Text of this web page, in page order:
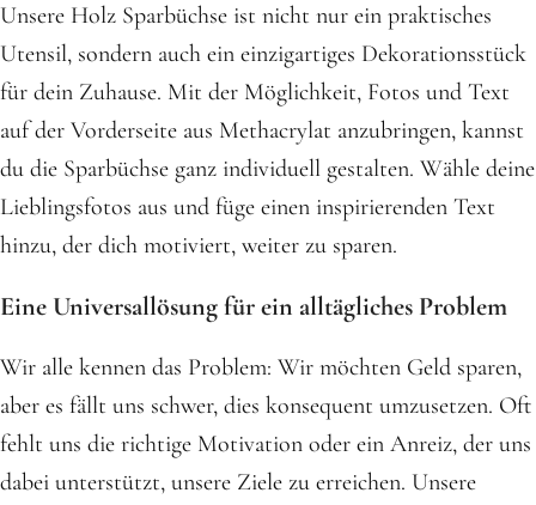
Unsere Holz Sparbüchse ist nicht nur ein praktisches
Utensil, sondern auch ein einzigartiges Dekorationsstück
für dein Zuhause. Mit der Möglichkeit, Fotos und Text
auf der Vorderseite aus Methacrylat anzubringen, kannst
du die Sparbüchse ganz individuell gestalten. Wähle deine
Lieblingsfotos aus und füge einen inspirierenden Text
hinzu, der dich motiviert, weiter zu sparen.
Eine Universallösung für ein alltägliches Problem
Wir alle kennen das Problem: Wir möchten Geld sparen,
aber es fällt uns schwer, dies konsequent umzusetzen. Oft
fehlt uns die richtige Motivation oder ein Anreiz, der uns
dabei unterstützt, unsere Ziele zu erreichen. Unsere